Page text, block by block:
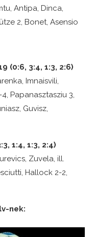
Antipa, Dinca,
2, Bonet, Asensio
(0:6, 3:4, 1:3, 2:6)
Imnaisvili,
Papanasztasziu 3,
Guvisz,
1:4, 1:3, 2:4)
Zuvela, ill.
Hallock 2-2,
nek: